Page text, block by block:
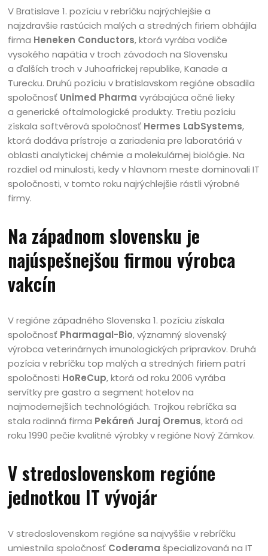
V Bratislave 1. pozíciu v rebríčku najrýchlejšie a
najzdravšie rastúcich malých a stredných firiem obhájila
firma Heneken Conductors, ktorá vyrába vodiče
vysokého napätia v troch závodoch na Slovensku
a ďalších troch v Juhoafrickej republike, Kanade a
Turecku. Druhú pozíciu v bratislavskom regióne obsadila
spoločnosť Unimed Pharma vyrábajúca očné lieky
a generické oftalmologické produkty. Tretiu pozíciu
získala softvérová spoločnosť Hermes LabSystems,
ktorá dodáva prístroje a zariadenia pre laboratóriá v
oblasti analytickej chémie a molekulárnej biológie. Na
rozdiel od minulosti, kedy v hlavnom meste dominovali IT
spoločnosti, v tomto roku najrýchlejšie rástli výrobné
firmy.
Na západnom slovensku je
najúspešnejšou firmou výrobca
vakcín
V regióne západného Slovenska 1. pozíciu získala
spoločnosť Pharmagal-Bio, významný slovenský
výrobca veterinárnych imunologických prípravkov. Druhá
pozícia v rebríčku top malých a stredných firiem patrí
spoločnosti HoReCup, ktorá od roku 2006 vyrába
servítky pre gastro a segment hotelov na
najmodernejších technológiách. Trojkou rebríčka sa
stala rodinná firma Pekáreň Juraj Oremus, ktorá od
roku 1990 pečie kvalitné výrobky v regióne Nový Zámkov.
V stredoslovenskom regióne
jednotkou IT vývojár
V stredoslovenskom regióne sa najvyššie v rebríčku
umiestnila spoločnosť Coderama špecializovaná na IT